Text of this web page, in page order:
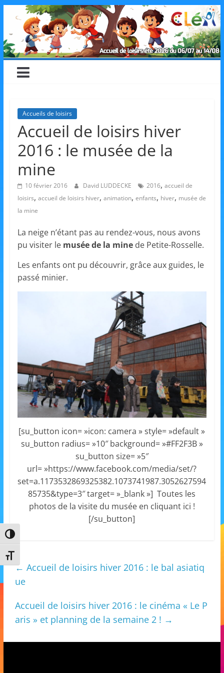
Passer en contraste élevé
Changer la taille de la police
content
CLéA
–
les
l'éducation
et
l'Animation
–
Stiring-
Wendel
L
s
i
r
s
,
é
i
e
t
A
Accueils de loisirs
Accueil de loisirs hiver
2016 : le musée de la
mine
10 février 2016 David LUDDECKE 2016, accueil de
loisirs, accueil de loisirs hiver, animation, enfants, hiver, musée de
la mine
La neige n’étant pas au rendez-vous, nous avons
pu visiter lemusée de la minede Petite-Rosselle.
Les enfants ont pu découvrir, grâce aux guides, le
passé minier.
[su_button icon= »icon: camera » style= »default »
su_button radius= »10″ background= »#FF2F3B »
su_button size= »5″
url= »https://www.facebook.com/media/set/?
set=a.1173532869325382.1073741987.3052627594
85735&type=3″ target= »_blank »] Toutes les
photos de la visite du musée en cliquant ici !
[/su_button]
← Accueil de loisirs hiver 2016 : le bal asiatiq
ue
Accueil de loisirs hiver 2016 : le cinéma « Le P
aris » et planning de la semaine 2 ! →